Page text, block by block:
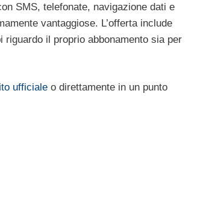
SMS, telefonate, navigazione dati e
vantaggiose. L’offerta include
riguardo il proprio abbonamento sia per
ufficiale o direttamente in un punto